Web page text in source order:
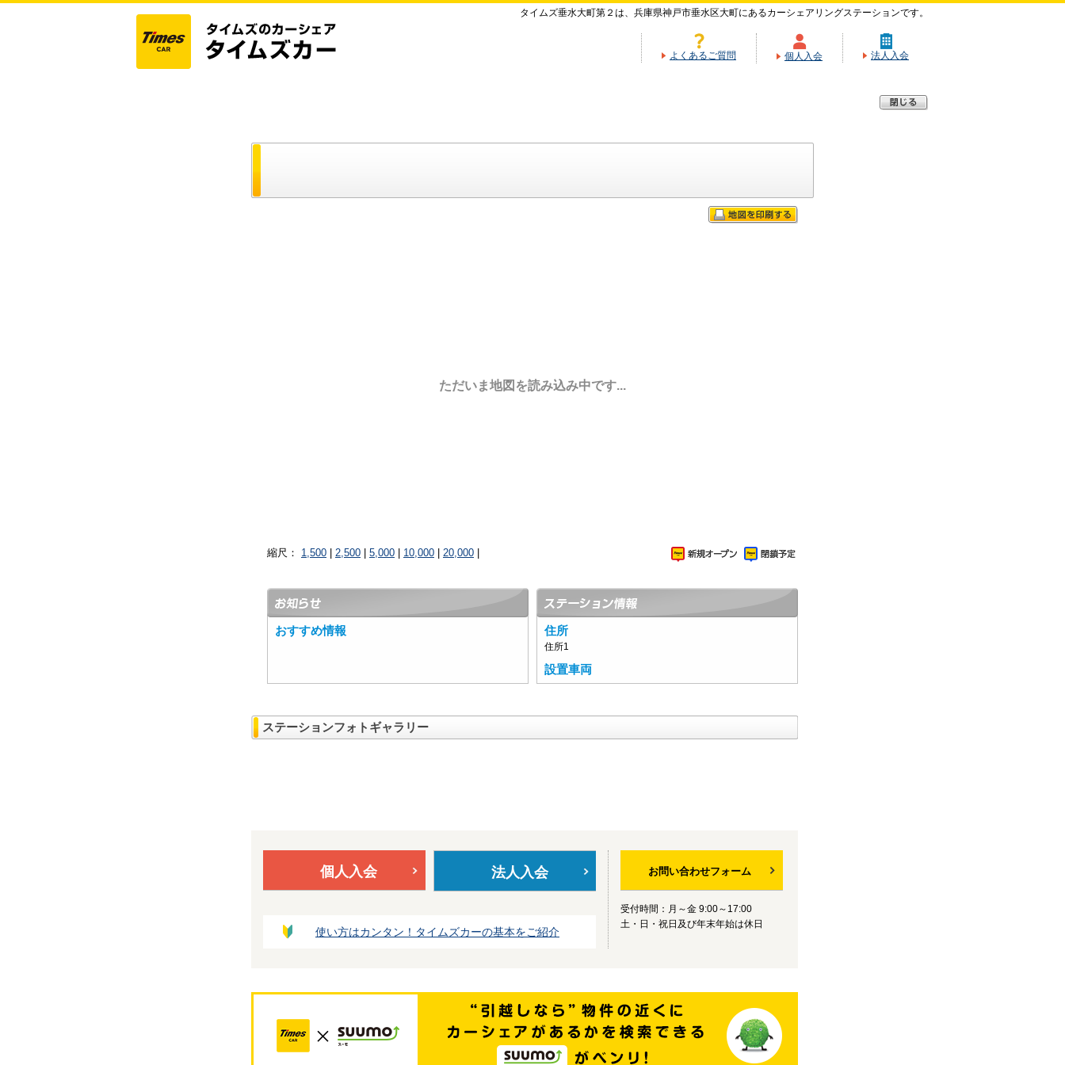
タイムズ垂水大町第２は、兵庫県神戸市垂水区大町にあるカーシェアリングステーションです。
よくあるご質問 個人入会 法人入会
ただいま地図を読み込み中です...
縮尺： 1,500 2,500 5,000 10,000 20,000
おすすめ情報 住所
住所1
設置車両
ステーションフォトギャラリー
個人入会 法人入会
使い方はカンタン！タイムズカーの基本をご紹介
お問い合わせフォーム
受付時間：月～金 9:00～17:00
土・日・祝日及び年末年始は休日